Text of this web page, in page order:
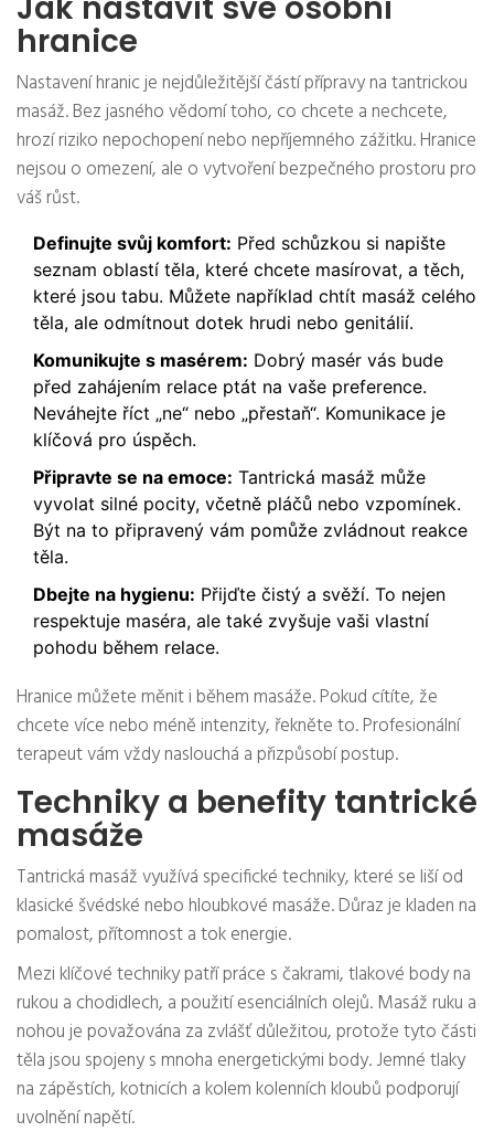
hranice
Nastavení hranic je nejdůležitější částí přípravy na tantrickou
masáž. Bez jasného vědomí toho, co chcete a nechcete,
hrozí riziko nepochopení nebo nepříjemného zážitku. Hranice
nejsou o omezení, ale o vytvoření bezpečného prostoru pro
váš růst.
Definujte svůj komfort: Před schůzkou si napište
seznam oblastí těla, které chcete masírovat, a těch,
které jsou tabu. Můžete například chtít masáž celého
těla, ale odmítnout dotek hrudi nebo genitálií.
Komunikujte s masérem: Dobrý masér vás bude
před zahájením relace ptát na vaše preference.
Neváhejte říct „ne“ nebo „přestaň“. Komunikace je
klíčová pro úspěch.
Připravte se na emoce: Tantrická masáž může
vyvolat silné pocity, včetně pláčů nebo vzpomínek.
Být na to připravený vám pomůže zvládnout reakce
těla.
Dbejte na hygienu: Přijďte čistý a svěží. To nejen
respektuje maséra, ale také zvyšuje vaši vlastní
pohodu během relace.
Hranice můžete měnit i během masáže. Pokud cítíte, že
chcete více nebo méně intenzity, řekněte to. Profesionální
terapeut vám vždy naslouchá a přizpůsobí postup.
Techniky a benefity tantrické
masáže
Tantrická masáž využívá specifické techniky, které se liší od
klasické švédské nebo hloubkové masáže. Důraz je kladen na
pomalost, přítomnost a tok energie.
Mezi klíčové techniky patří práce s čakrami, tlakové body na
rukou a chodidlech, a použití esenciálních olejů. Masáž ruku a
nohou je považována za zvlášť důležitou, protože tyto části
těla jsou spojeny s mnoha energetickými body. Jemné tlaky
na zápěstích, kotnicích a kolem kolenních kloubů podporují
uvolnění napětí.